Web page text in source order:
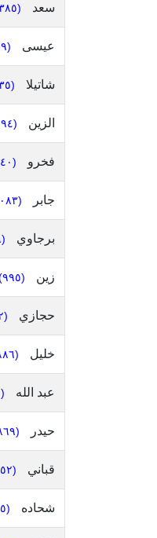
سعد (١,٣٨٥)
عيسى (١,٣٥٩)
شاتيلا (١,٢٣٥)
الزين (١,١٩٤)
فخرو (١,١٤٠)
جابر (١,٠٨٣)
برجاوي (١,٠٤٨)
زين (٩٩٥)
حجازي (٩١٢)
خليل (٨٨٦)
عبد الله (٨٨٠)
حيدر (٨٦٩)
قباني (٨٥٢)
شحاده (٨٤٥)